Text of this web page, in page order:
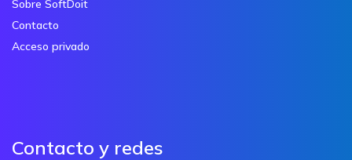
Sobre SoftDoit
Contacto
Acceso privado
Contacto y redes